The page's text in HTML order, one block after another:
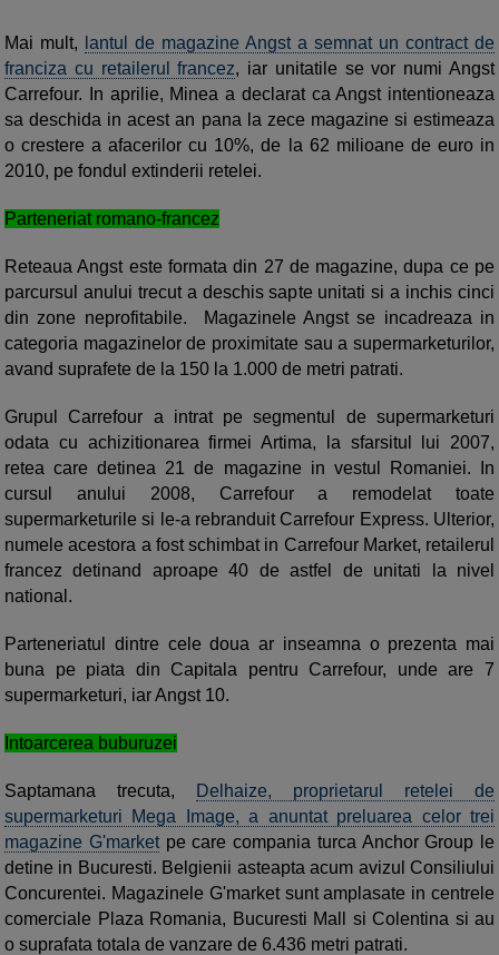
Mai mult,
lantul de magazine Angst a semnat un contract de
franciza cu retailerul francez, iar unitatile se vor numi Angst
Carrefour. In aprilie, Minea a declarat ca Angst intentioneaza
sa deschida in acest an pana la zece magazine si estimeaza
o crestere a afacerilor cu 10%, de la 62 milioane de euro in
2010, pe fondul extinderii retelei.
Parteneriat romano-francez
Reteaua Angst este formata din 27 de magazine, dupa ce pe
parcursul anului trecut a deschis sapte unitati si a inchis cinci
din zone neprofitabile. Magazinele Angst se incadreaza in
categoria magazinelor de proximitate sau a supermarketurilor,
avand suprafete de la 150 la 1.000 de metri patrati.
Grupul Carrefour a intrat pe segmentul de supermarketuri
odata cu achizitionarea firmei Artima, la sfarsitul lui 2007,
retea care detinea 21 de magazine in vestul Romaniei. In
cursul anului 2008, Carrefour a remodelat toate
supermarketurile si le-a rebranduit Carrefour Express. Ulterior,
numele acestora a fost schimbat in Carrefour Market, retailerul
francez detinand aproape 40 de astfel de unitati la nivel
national.
Parteneriatul dintre cele doua ar inseamna o prezenta mai
buna pe piata din Capitala pentru Carrefour, unde are 7
supermarketuri, iar Angst 10.
Intoarcerea buburuzei
Saptamana trecuta,
Delhaize, proprietarul retelei de
supermarketuri Mega Image, a anuntat preluarea celor trei
magazine G'marketpe care compania turca Anchor Group le
detine in Bucuresti. Belgienii asteapta acum avizul Consiliului
Concurentei. Magazinele G'market sunt amplasate in centrele
comerciale Plaza Romania, Bucuresti Mall si Colentina si au
o suprafata totala de vanzare de 6.436 metri patrati.